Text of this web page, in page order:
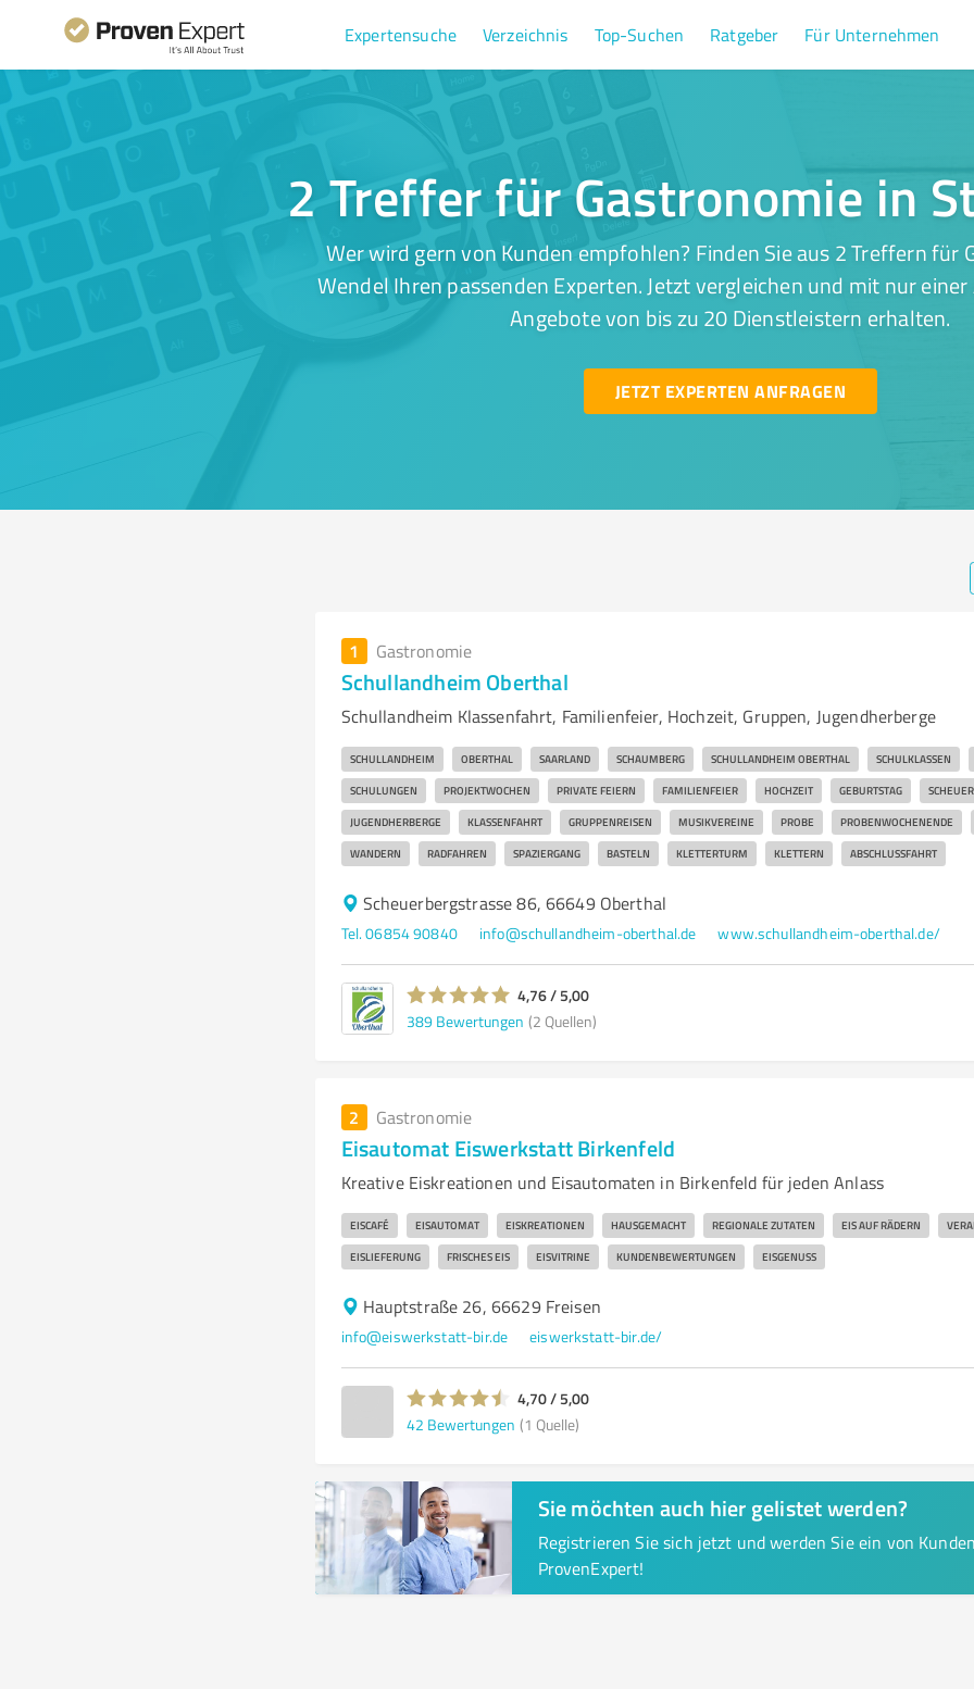
Expertensuche Verzeichnis Top-Suchen Ratgeber Für Unternehmen
2 Treffer für Gastronomie in
Wer wird gern von Kunden empfohlen? Finden Sie aus 2 Treffern für
Wendel Ihren passenden Experten. Jetzt vergleichen und mit nur
Angebote von bis zu 20 Dienstleistern erhalten.
JETZT EXPERTEN ANFRAGEN
1 Gastronomie
Schullandheim Oberthal
Schullandheim Klassenfahrt, Familienfeier, Hochzeit, Gruppen, Jugendherberge
SCHULLANDHEIM OBERTHAL SAARLAND SCHAUMBERG SCHULLANDHEIM OBERTHAL SCHULKLASSEN
SCHULUNGEN PROJEKTWOCHEN PRIVATE FEIERN FAMILIENFEIER HOCHZEIT GEBURTSTAG
JUGENDHERBERGE KLASSENFAHRT GRUPPENREISEN MUSIKVEREINE PROBE PROBENWOCHENENDE
WANDERN RADFAHREN SPAZIERGANG BASTELN KLETTERTURM KLETTERN ABSCHLUSSFAHRT
Scheuerbergstrasse 86, 66649 Oberthal
Tel. 06854 90840 info@schullandheim-oberthal.de www.schullandheim-oberthal.de/
4,76 / 5,00
389 Bewertungen (2 Quellen)
2 Gastronomie
Eisautomat Eiswerkstatt Birkenfeld
Kreative Eiskreationen und Eisautomaten in Birkenfeld für jeden Anlass
EISCAFÉ EISAUTOMAT EISKREATIONEN HAUSGEMACHT REGIONALE ZUTATEN EIS AUF RÄDERN
EISLIEFERUNG FRISCHES EIS EISVITRINE KUNDENBEWERTUNGEN EISGENUSS
Hauptstraße 26, 66629 Freisen
info@eiswerkstatt-bir.de eiswerkstatt-bir.de/
4,70 / 5,00
42 Bewertungen (1 Quelle)
Sie möchten auch hier gelistet werden?
Registrieren Sie sich jetzt und werden Sie ein von
ProvenExpert!